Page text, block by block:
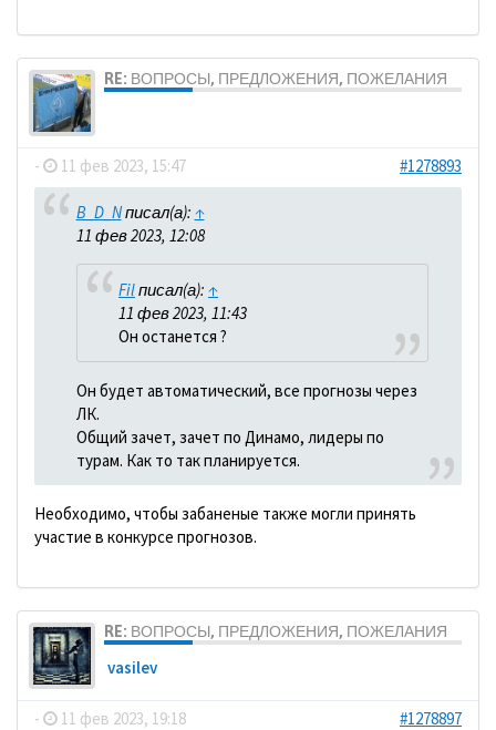
RE: ВОПРОСЫ, ПРЕДЛОЖЕНИЯ, ПОЖЕЛАНИЯ
- 11 фев 2023, 15:47 #1278893
B_D_Nписал(а): ↑
11 фев 2023, 12:08
Filписал(а): ↑
11 фев 2023, 11:43
Он останется ?
Он будет автоматический, все прогнозы через
ЛК.
Общий зачет, зачет по Динамо, лидеры по
турам. Как то так планируется.
Необходимо, чтобы забаненые также могли принять
участие в конкурсе прогнозов.
RE: ВОПРОСЫ, ПРЕДЛОЖЕНИЯ, ПОЖЕЛАНИЯ
vasilev
- 11 фев 2023, 19:18 #1278897